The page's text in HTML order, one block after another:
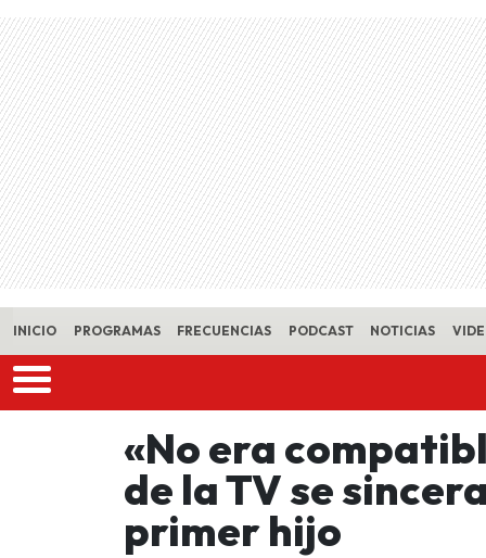
Skip to main content
INICIO PROGRAMAS FRECUENCIAS PODCAST NOTICIAS
«No era
de la TV se
primer hijo